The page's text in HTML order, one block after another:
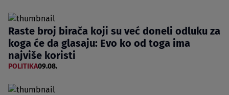
Raste broj birača koji su već doneli odluku za
koga će da glasaju: Evo ko od toga ima
najviše koristi
POLITIKA09.08.